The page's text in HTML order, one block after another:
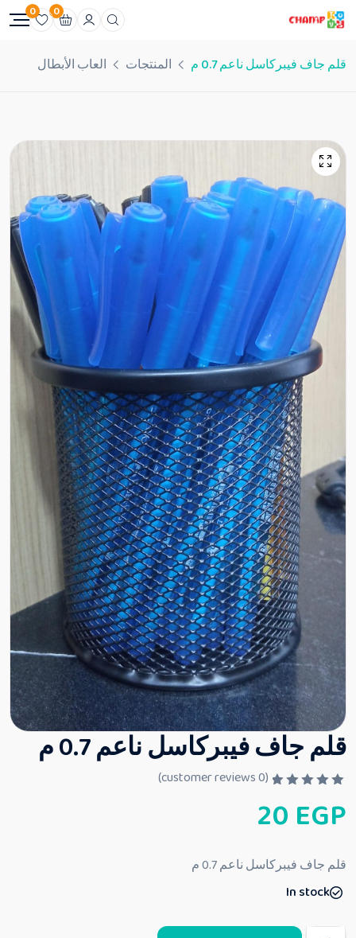
0
0
قلم جاف فيبركاسل ناعم 0.7 م المنتجات العاب الأبطال
قلم جاف فيبركاسل ناعم 0.7 م
م
ا
ي
م
ن
(
0
20 EGP
قلم جاف فيبركاسل ناعم 0.7 م
In stock